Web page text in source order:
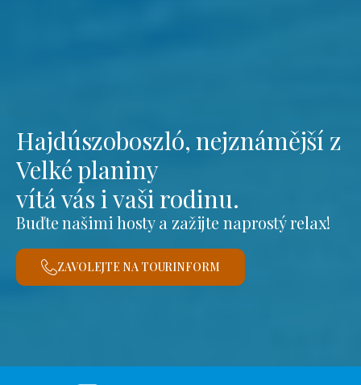
Hajdúszoboszló, nejznámější z
Velké planiny
vítá vás i vaši rodinu.
Buďte našimi hosty a zažijte naprostý relax!
ZAVOLEJTE NA TOURINFORM